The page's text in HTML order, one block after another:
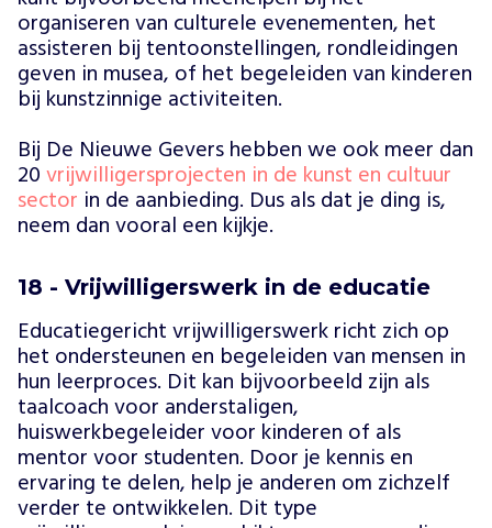
organiseren van culturele evenementen, het
assisteren bij tentoonstellingen, rondleidingen
geven in musea, of het begeleiden van kinderen
bij kunstzinnige activiteiten.
Bij De Nieuwe Gevers hebben we ook meer dan
20vrijwilligersprojecten in de kunst en cultuur
sector in de aanbieding. Dus als dat je ding is,
neem dan vooral een kijkje.
18 - Vrijwilligerswerk in de educatie
Educatiegericht vrijwilligerswerk richt zich op
het ondersteunen en begeleiden van mensen in
hun leerproces. Dit kan bijvoorbeeld zijn als
taalcoach voor anderstaligen,
huiswerkbegeleider voor kinderen of als
mentor voor studenten. Door je kennis en
ervaring te delen, help je anderen om zichzelf
verder te ontwikkelen. Dit type